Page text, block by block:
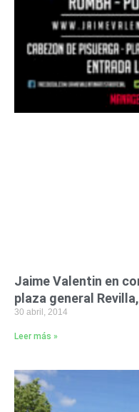
Jaime Valentin en
plaza general
30 abril, 2014
Leer más »